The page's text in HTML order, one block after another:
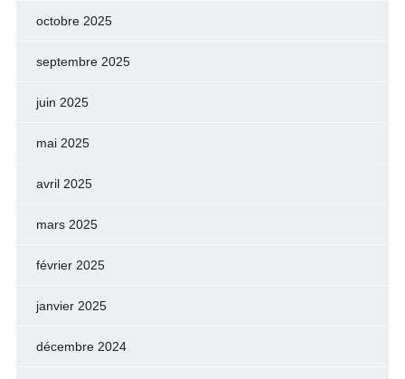
octobre 2025
septembre 2025
juin 2025
mai 2025
avril 2025
mars 2025
février 2025
janvier 2025
décembre 2024